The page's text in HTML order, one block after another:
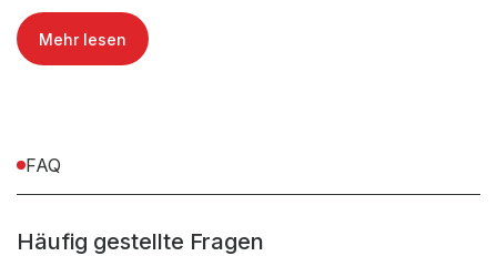
Sie kann individuell von 50 kg bis 900 kg gewählt
werden. Beispielsweise kann auf einem Kragarm von
Konfiguriere dein handbedientes Kragarmregal je nach
Staplerbediente Kragarmregale haben eine
Mehr lesen
FAQ
Häufig gestellte Fragen